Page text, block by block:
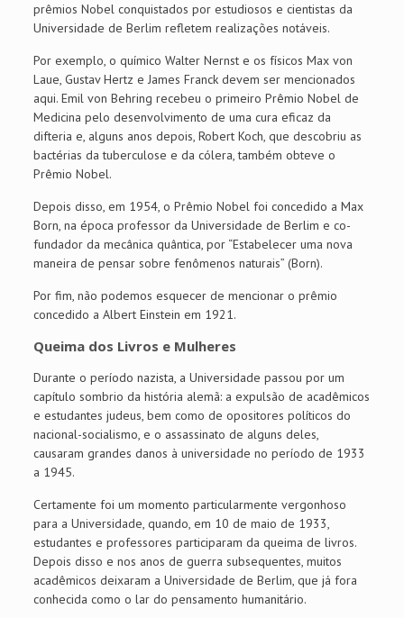
prêmios Nobel conquistados por estudiosos e cientistas da
Universidade de Berlim refletem realizações notáveis.
Por exemplo, o químico Walter Nernst e os físicos Max von
Laue, Gustav Hertz e James Franck devem ser mencionados
aqui. Emil von Behring recebeu o primeiro Prêmio Nobel de
Medicina pelo desenvolvimento de uma cura eficaz da
difteria e, alguns anos depois, Robert Koch, que descobriu as
bactérias da tuberculose e da cólera, também obteve o
Prêmio Nobel.
Depois disso, em 1954, o Prêmio Nobel foi concedido a Max
Born, na época professor da Universidade de Berlim e co-
fundador da mecânica quântica, por “Estabelecer uma nova
maneira de pensar sobre fenômenos naturais” (Born).
Por fim, não podemos esquecer de mencionar o prêmio
concedido a Albert Einstein em 1921.
Queima dos Livros e Mulheres
Durante o período nazista, a Universidade passou por um
capítulo sombrio da história alemã: a expulsão de acadêmicos
e estudantes judeus, bem como de opositores políticos do
nacional-socialismo, e o assassinato de alguns deles,
causaram grandes danos à universidade no período de 1933
a 1945.
Certamente foi um momento particularmente vergonhoso
para a Universidade, quando, em 10 de maio de 1933,
estudantes e professores participaram da queima de livros.
Depois disso e nos anos de guerra subsequentes, muitos
acadêmicos deixaram a Universidade de Berlim, que já fora
conhecida como o lar do pensamento humanitário.